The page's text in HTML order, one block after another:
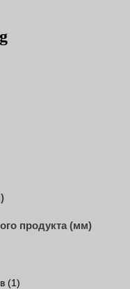
продукта (мм)
(1)